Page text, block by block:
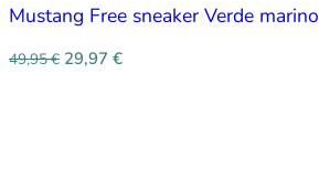
Mustang Free sneaker Verde marino
49,95€ 29,97 €